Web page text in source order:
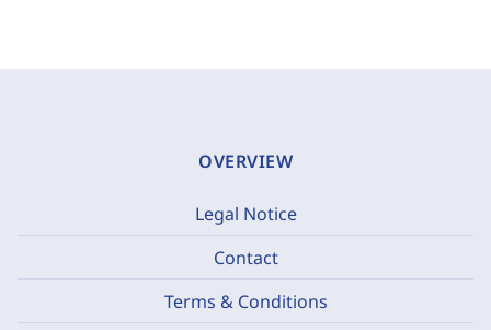
OVERVIEW
Legal Notice
Contact
Terms & Conditions